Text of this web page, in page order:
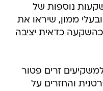
נוספות של
ממון, שיראו את
כדאית יציבה
זרים פטור
והחזרים על